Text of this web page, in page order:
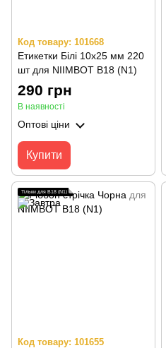
Код товару: 101668
Етикетки Білі 10х25 мм 220
шт для NIIMBOT B18 (N1)
290 грн
В наявності
Оптові ціни
Купити
Тільки для B18 (N1)
Код товару: 101655